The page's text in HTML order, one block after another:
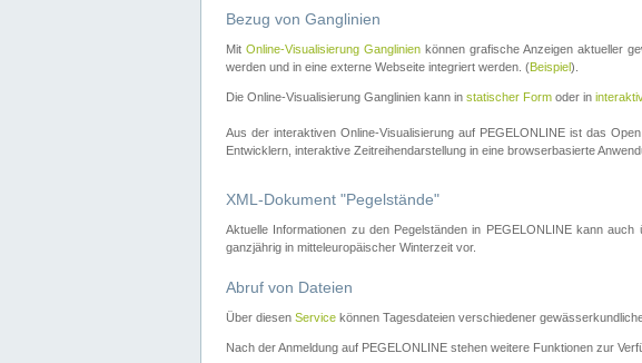
Bezug von Ganglinien
MitOnline-Visualisierung Ganglinien können grafische Anzeigen aktueller
werden und in eine externe Webseite integriert werden. (Beispiel).
Die Online-Visualisierung Ganglinien kann in statischer Form oder in
Aus der interaktiven Online-Visualisierung auf PEGELONLINE ist das
Entwicklern, interaktive Zeitreihendarstellung in eine browserbasierte
XML-Dokument "Pegelstände"
Aktuelle Informationen zu den Pegelständen in PEGELONLINE kann
ganzjährig in mitteleuropäischer Winterzeit vor.
Abruf von Dateien
Über diesen Service können Tagesdateien verschiedener
Nach der Anmeldung auf PEGELONLINE stehen weitere Funktionen zur